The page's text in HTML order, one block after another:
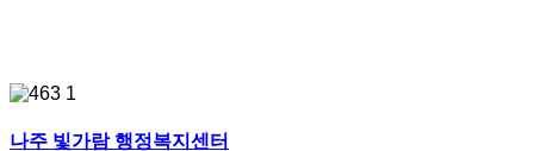
나주 빛가람 행정복지센터